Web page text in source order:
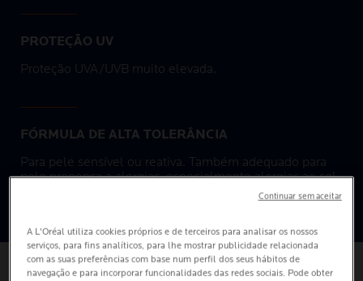
PROTEÇÃO UV
Proteção UVA/UVB muito elevada.
FÓRMULA DE ALTA TOLERÂNCIA
Para pele sensível ou reativa. Também adequado para
pele propensa a alergias, especialmente alergias ao sol.
Pode ser aplicado à volta dos olhos. Anti-ardor ocular.
A L'Oréal utiliza cookies próprios e de terceiros para analisar os nossos
serviços, para fins analíticos, para lhe mostrar publicidade relacionada
com as suas preferências com base num perfil dos seus hábitos de
navegação e para incorporar funcionalidades das redes sociais. Pode obter
Continuar sem aceitar